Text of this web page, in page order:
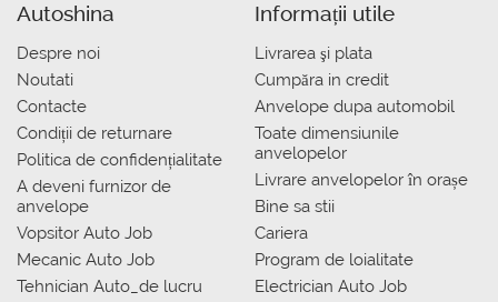
Autoshina
Despre noi
Noutati
Contacte
Condiții de returnare
Politica de confidențialitate
A deveni furnizor de
anvelope
Vopsitor Auto Job
Mecanic Auto Job
Tehnician Auto_de lucru
Informații utile
Livrarea şi plata
Сumpăra in credit
Anvelope dupa automobil
Toate dimensiunile
anvelopelor
Livrare anvelopelor în orașe
Bine sa stii
Cariera
Program de loialitate
Electrician Auto Job